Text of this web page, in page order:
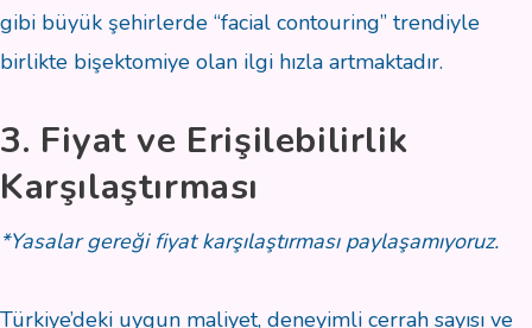
gibi büyük şehirlerde “facial contouring” trendiyle
birlikte bişektomiye olan ilgi hızla artmaktadır.
3. Fiyat ve Erişilebilirlik
Karşılaştırması
*Yasalar gereği fiyat karşılaştırması paylaşamıyoruz.
Türkiye’deki uygun maliyet, deneyimli cerrah sayısı ve